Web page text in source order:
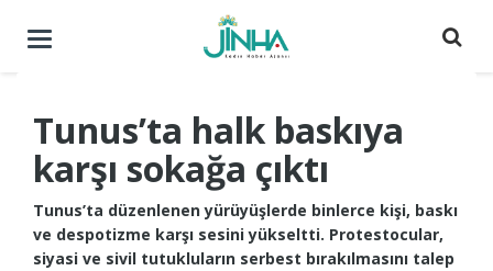
Menüyü
Tunus’ta halk baskıya
karşı sokağa çıktı
Tunus’ta düzenlenen yürüyüşlerde binlerce kişi, baskı
ve despotizme karşı sesini yükseltti. Protestocular,
siyasi ve sivil tutukluların serbest bırakılmasını talep